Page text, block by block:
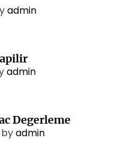
admin
admin
Degerleme
byadmin